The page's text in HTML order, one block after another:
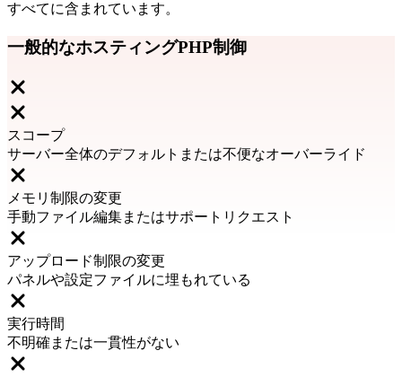
すべてに含まれています。
一般的なホスティングPHP制御
スコープ
サーバー全体のデフォルトまたは不便なオーバーライド
メモリ制限の変更
手動ファイル編集またはサポートリクエスト
アップロード制限の変更
パネルや設定ファイルに埋もれている
実行時間
不明確または一貫性がない